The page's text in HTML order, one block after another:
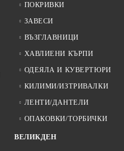
ПОКРИВКИ
ЗАВЕСИ
ВЪЗГЛАВНИЦИ
ХАВЛИЕНИ КЪРПИ
ОДЕЯЛА И КУВЕРТЮРИ
КИЛИМИ/ИЗТРИВАЛКИ
ЛЕНТИ/ДАНТЕЛИ
ОПАКОВКИ/ТОРБИЧКИ
ВЕЛИКДЕН